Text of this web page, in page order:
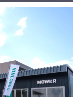
ル
ル
クル
クル